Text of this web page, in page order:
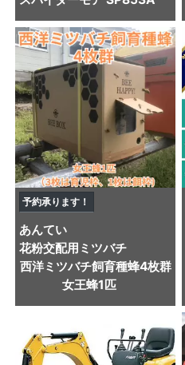
予約承ります！
あんてい
花粉交配用ミツバチ
西洋ミツバチ飼育種蜂4枚群
女王蜂1匹